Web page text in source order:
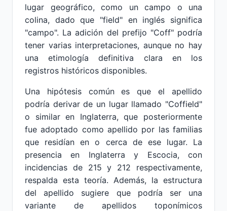
lugar geográfico, como un campo o una
colina, dado que "field" en inglés significa
"campo". La adición del prefijo "Coff" podría
tener varias interpretaciones, aunque no hay
una etimología definitiva clara en los
registros históricos disponibles.
Una hipótesis común es que el apellido
podría derivar de un lugar llamado "Coffield"
o similar en Inglaterra, que posteriormente
fue adoptado como apellido por las familias
que residían en o cerca de ese lugar. La
presencia en Inglaterra y Escocia, con
incidencias de 215 y 212 respectivamente,
respalda esta teoría. Además, la estructura
del apellido sugiere que podría ser una
variante de apellidos toponímicos